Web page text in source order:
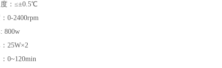
：≤±0.5℃
0-2400rpm
800w
25W×2
0~120min